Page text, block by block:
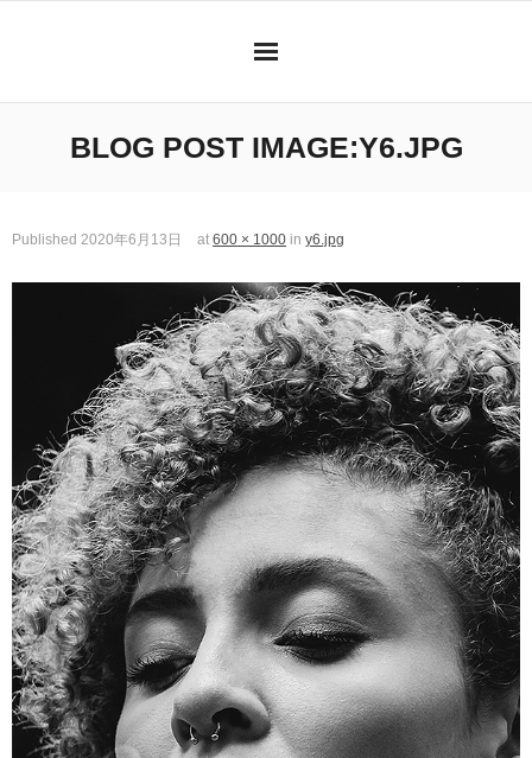
BLOG POST IMAGE:Y6.JPG
Published 2020年6月13日 at 600 × 1000 in y6.jpg